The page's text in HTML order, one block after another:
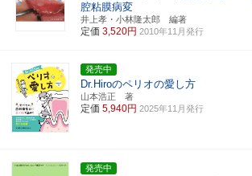
腔粘膜病変
井上孝・小林隆太郎 編著
定価 3,520円 2010年11月発行
発売中
Dr.Hiroのペリオの愛し方
山本浩正 著
定価 5,940円 2025年11月発行
発売中